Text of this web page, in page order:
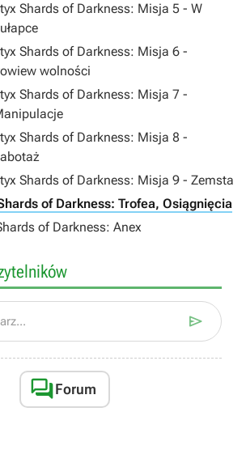
Shards of Darkness: Misja 5 - W
Shards of Darkness: Misja 6 -
wolności
Shards of Darkness: Misja 7 -
Shards of Darkness: Misja 8 -
Shards of Darkness: Misja 9 - Zemsta
of Darkness: Trofea, Osiągnięcia
of Darkness: Anex

Forum